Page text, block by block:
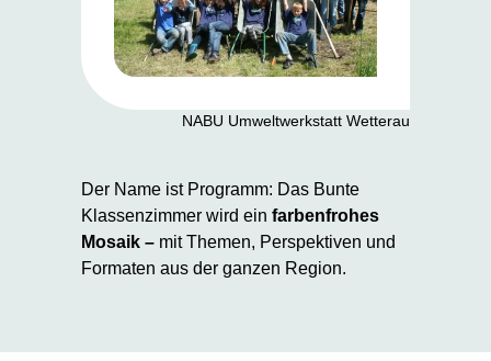
NABU Umweltwerkstatt Wetterau
Der Name ist Programm: Das Bunte
Klassenzimmer wird ein farbenfrohes
Mosaik – mit Themen, Perspektiven und
Formaten aus der ganzen Region.